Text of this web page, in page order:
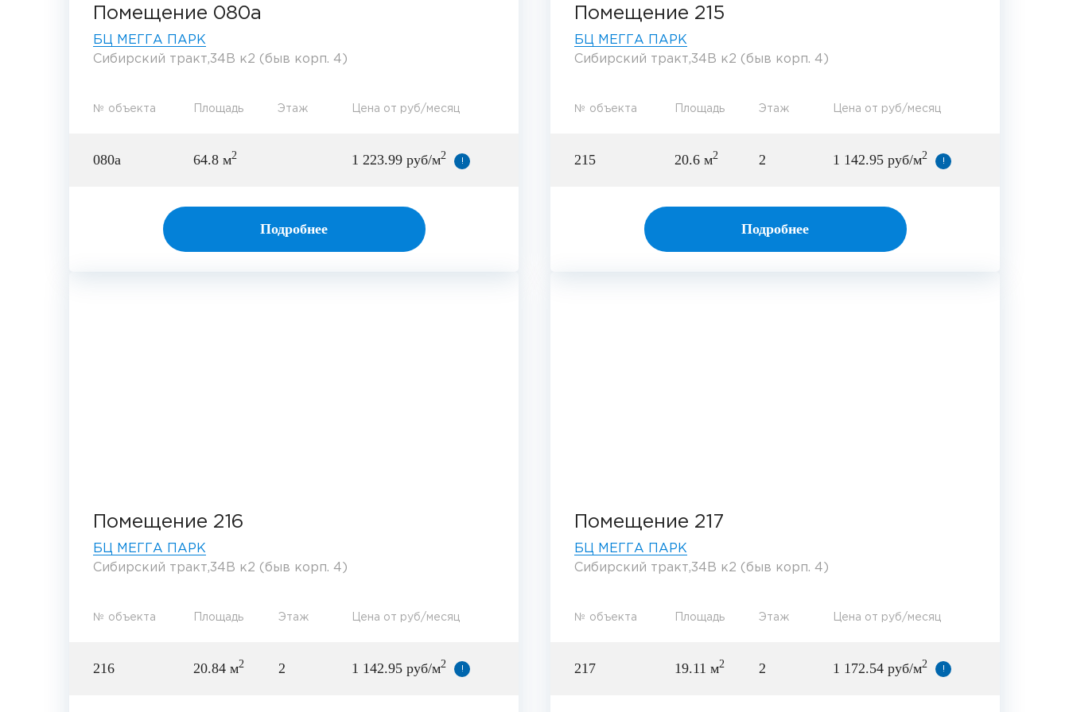
Помещение 080а
БЦ МЕГГА ПАРК
Сибирский тракт,34В к2 (быв корп. 4)
№ объекта Площадь Этаж Цена от руб/месяц
080а 64.8 м2 1 223.99 руб/м2 !
Подробнее
Помещение 215
БЦ МЕГГА ПАРК
Сибирский тракт,34В к2 (быв корп. 4)
№ объекта Площадь Этаж Цена от руб/месяц
215 20.6 м2 2 1 142.95 руб/м2 !
Подробнее
Помещение 216
БЦ МЕГГА ПАРК
Сибирский тракт,34В к2 (быв корп. 4)
№ объекта Площадь Этаж Цена от руб/месяц
216 20.84 м2 2 1 142.95 руб/м2 !
Помещение 217
БЦ МЕГГА ПАРК
Сибирский тракт,34В к2 (быв корп. 4)
№ объекта Площадь Этаж Цена от руб/месяц
217 19.11 м2 2 1 172.54 руб/м2 !